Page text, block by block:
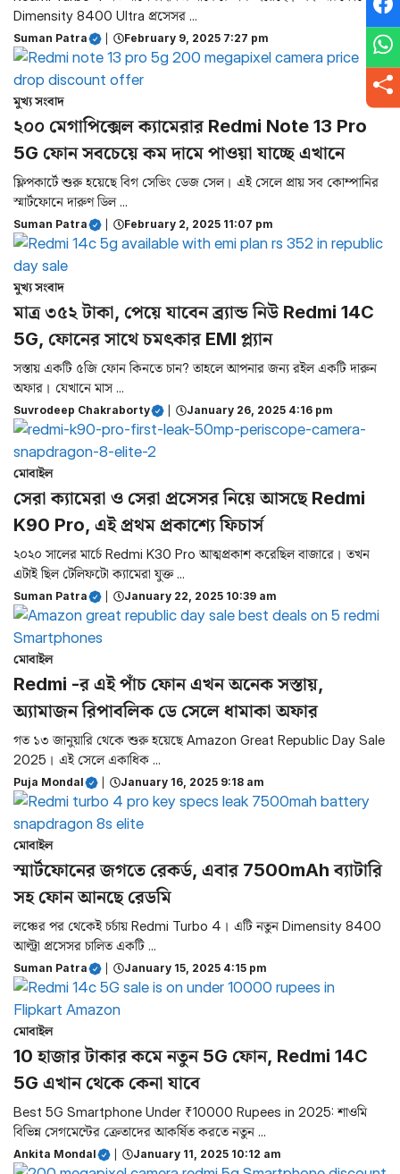
Dimensity 8400 Ultra প্রসেসর ...
Suman Patra February 9, 2025 7:27 pm
মুখ্য সংবাদ
২০০ মেগাপিক্সেল ক্যামেরার Redmi Note 13 Pro
5G ফোন‌ সবচেয়ে কম দামে পাওয়া যাচ্ছে এখানে
ফ্লিপকার্টে শুরু হয়েছে বিগ সেভিং ডেজ সেল। এই সেলে প্রায় সব কোম্পানির
স্মার্টফোনে দারুণ ডিল ...
Suman Patra February 2, 2025 11:07 pm
মুখ্য সংবাদ
মাত্র ৩৫২ টাকা, পেয়ে যাবেন ব্র্যান্ড নিউ Redmi 14C
5G, ফোনের সাথে চমৎকার EMI প্ল্যান
সস্তায় একটি ৫জি ফোন কিনতে চান? তাহলে আপনার জন্য রইল একটি দারুন
অফার। যেখানে মাস ...
Suvrodeep Chakraborty January 26, 2025 4:16 pm
মোবাইল
সেরা ক্যামেরা ও সেরা প্রসেসর নিয়ে আসছে Redmi
K90 Pro, এই প্রথম প্রকাশ্যে ফিচার্স
২০২০ সালের মার্চে Redmi K30 Pro আত্মপ্রকাশ করেছিল বাজারে। তখন
এটাই ছিল টেলিফটো ক্যামেরা যুক্ত ...
Suman Patra January 22, 2025 10:39 am
মোবাইল
Redmi -র এই পাঁচ ফোন এখন অনেক সস্তায়,
অ্যামাজন রিপাবলিক ডে সেলে ধামাকা অফার
গত ১৩ জানুয়ারি থেকে শুরু হয়েছে Amazon Great Republic Day Sale
2025। এই সেলে একাধিক ...
Puja Mondal January 16, 2025 9:18 am
মোবাইল
স্মার্টফোনের জগতে রেকর্ড, এবার 7500mAh ব্যাটারি
সহ ফোন আনছে রেডমি
লঞ্চের পর থেকেই চর্চায় Redmi Turbo 4। এটি নতুন Dimensity 8400
আল্ট্রা প্রসেসর চালিত একটি ...
Suman Patra January 15, 2025 4:15 pm
মোবাইল
10 হাজার টাকার কমে নতুন 5G ফোন, Redmi 14C
5G এখান থেকে কেনা যাবে
Best 5G Smartphone Under ₹10000 Rupees in 2025: শাওমি
বিভিন্ন সেগমেন্টের ক্রেতাদের আকর্ষিত করতে নতুন ...
Ankita Mondal January 11, 2025 10:12 am